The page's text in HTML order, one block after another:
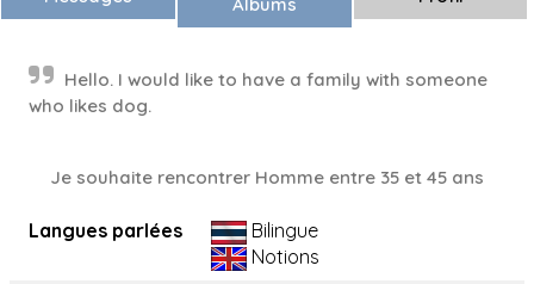
Albums
Hello. I would like to have a family with someone
who likes dog.
Je souhaite rencontrer Homme entre 35 et 45 ans
Langues parlées
Bilingue
Notions